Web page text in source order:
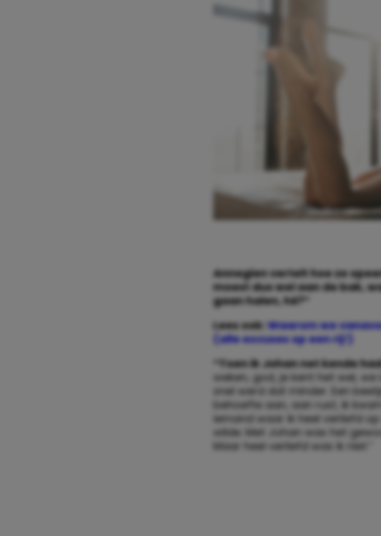
Annegien vertelt hoe ze
moest dus wel aan de bak,
gaan halen, hè?”
Lees ook: Waarom we
(alle excuses op een rij!)
“Toen ik Johan net kende
weken, god, je kent het wel,
snel werd dat minder. Een
behoefte aan, aan rust, ik
iemand waar ik heel verliefd
wilde. Met Johan was het
Maar heel verliefd was ik niet.”